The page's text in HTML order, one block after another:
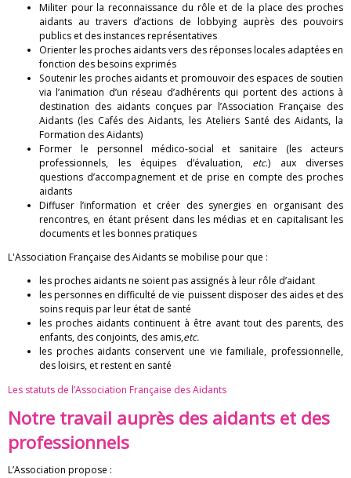
Militer pour la reconnaissance du rôle et de la place des proches
aidants au travers d’actions de lobbying auprès des pouvoirs
publics et des instances représentatives
Orienter les proches aidants vers des réponses locales adaptées en
fonction des besoins exprimés
Soutenir les proches aidants et promouvoir des espaces de soutien
via l’animation d’un réseau d’adhérents qui portent des actions à
destination des aidants conçues par l’Association Française des
Aidants (les Cafés des Aidants, les Ateliers Santé des Aidants, la
Formation des Aidants)
Former le personnel médico-social et sanitaire (les acteurs
professionnels, les équipes d’évaluation, etc.) aux diverses
questions d’accompagnement et de prise en compte des proches
aidants
Diffuser l’information et créer des synergies en organisant des
rencontres, en étant présent dans les médias et en capitalisant les
documents et les bonnes pratiques
L'Association Française des Aidants se mobilise pour que :
les proches aidants ne soient pas assignés à leur rôle d’aidant
les personnes en difficulté de vie puissent disposer des aides et des
soins requis par leur état de santé
les proches aidants continuent à être avant tout des parents, des
enfants, des conjoints, des amis,etc.
les proches aidants conservent une vie familiale, professionnelle,
des loisirs, et restent en santé
Les statuts de l’Association Française des Aidants
Notre travail auprès des aidants et des
professionnels
L’Association propose :